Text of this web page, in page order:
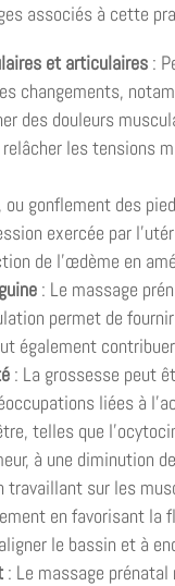
associés à cette
et articulaires:
changements,
des douleurs
les tensions
gonflement des
exercée par
de l’œdème en
: Le massage
permet de
également
: La grossesse peut
liées à
telles que
à une diminution
travaillant sur les
en favorisant
le bassin et à
: Le massage prénatal